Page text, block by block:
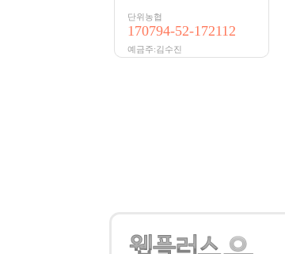
단위농협
170794-52-172112
예금주:김수진